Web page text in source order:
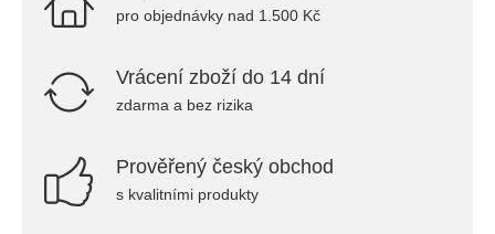
pro objednávky nad 1.500 Kč
Vrácení zboží do 14 dní
zdarma a bez rizika
Prověřený český obchod
s kvalitními produkty